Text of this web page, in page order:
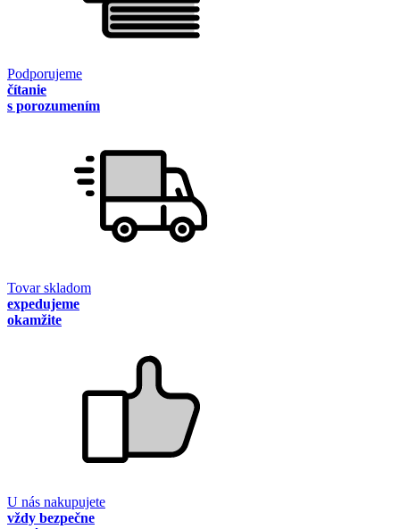
Podporujeme
čítanie
s porozumením
Tovar skladom
expedujeme
okamžite
U nás nakupujete
vždy bezpečne